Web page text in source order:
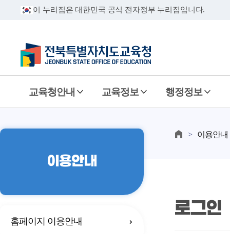
이 누리집은 대한민국 공식 전자정부 누리집입니다.
교육청안내 교육정보 행정정보
이용안내
홈페이지 이용안내
이용안내
로그인